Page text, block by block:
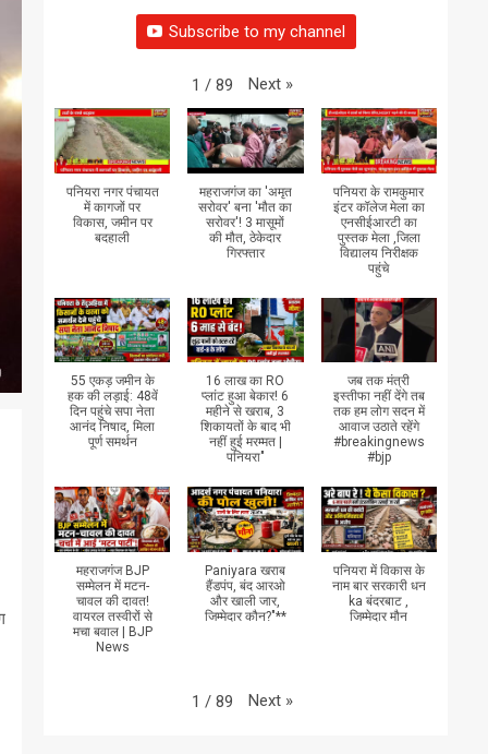
Subscribe to my channel
1 / 89 Next »
पनियरा नगर पंचायत
में कागजों पर
विकास, जमीन पर
बदहाली
महराजगंज का 'अमृत
सरोवर' बना 'मौत का
सरोवर'! 3 मासूमों
की मौत, ठेकेदार
गिरफ्तार
पनियरा के रामकुमार
इंटर कॉलेज मेला का
एनसीईआरटी का
पुस्तक मेला ,जिला
विद्यालय निरीक्षक
पहुंचे
55 एकड़ जमीन के
हक की लड़ाई: 48वें
दिन पहुंचे सपा नेता
आनंद निषाद, मिला
पूर्ण समर्थन
16 लाख का RO
प्लांट हुआ बेकार! 6
महीने से खराब, 3
शिकायतों के बाद भी
नहीं हुई मरम्मत |
पनियरा"
जब तक मंत्री
इस्तीफा नहीं देंगे तब
तक हम लोग सदन में
आवाज उठाते रहेंगे
#breakingnews
#bjp
महराजगंज BJP
सम्मेलन में मटन-
चावल की दावत!
वायरल तस्वीरों से
मचा बवाल | BJP
News
Paniyara खराब
हैंडपंप, बंद आरओ
और खाली जार,
जिम्मेदार कौन?"**
पनियरा में विकास के
नाम बार सरकारी धन
ka बंदरबाट ,
जिम्मेदार मौन
1 / 89 Next »